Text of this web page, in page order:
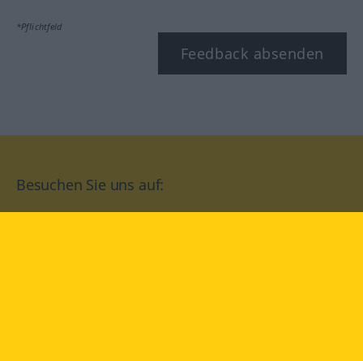
*Pflichtfeld
Feedback absenden
Besuchen Sie uns auf: